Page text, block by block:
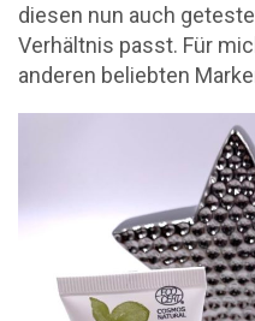
diesen nun auch
Verhältnis passt. Für
anderen beliebten